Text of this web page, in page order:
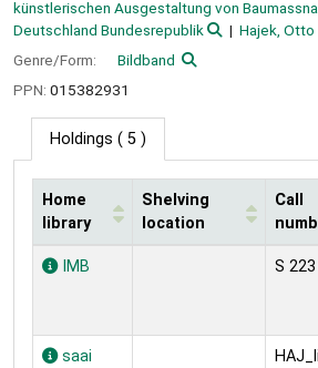
künstlerischen Ausgestaltung von
Deutschland Bundesrepublik
Hajek,
Genre/Form:
Bildband
PPN: 015382931
Holdings ( 5 )
Holdings
Home
library
Shelving
location
Call
IMB S
saai